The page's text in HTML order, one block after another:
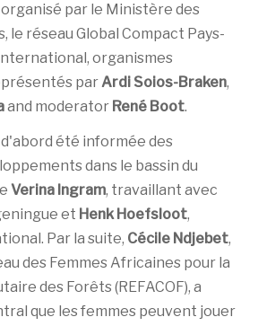
par le Ministère des
réseau Global Compact Pays-
organismes
parArdi Soios-Braken,
and moderator René Boot.
été informée des
dans le bassin du
Verina Ingram, travaillant avec
et Henk Hoefsloot,
Par la suite, Cécile Ndjebet,
des Femmes Africaines pour la
des Forêts (REFACOF), a
que les femmes peuvent jouer